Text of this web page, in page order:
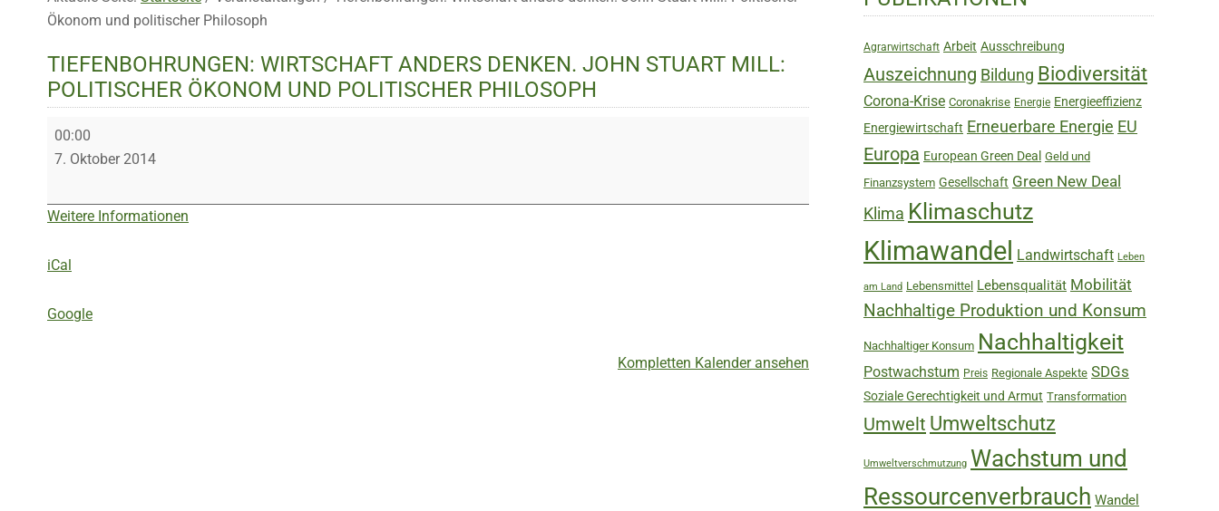
Ökonom und politischer Philosoph
TIEFENBOHRUNGEN: WIRTSCHAFT ANDERS DENKEN. JOHN STUART MILL:
POLITISCHER ÖKONOM UND POLITISCHER PHILOSOPH
Tiefenbohrungen:
Wirtschaft
John
Mill:
Ökonom
00:00
7. Oktober 2014
Weitere Informationen
iCal
Google
Kompletten Kalender ansehen
Sidebar
Agrarwirtschaft Arbeit Ausschreibung
Auszeichnung Bildung Biodiversität
Corona-Krise Coronakrise Energie Energieeffizienz
Energiewirtschaft Erneuerbare Energie EU
Europa European Green Deal Geld und
Finanzsystem Gesellschaft Green New Deal
Klima Klimaschutz
Klimawandel Landwirtschaft Leben
am Land Lebensmittel Lebensqualität Mobilität
Nachhaltige Produktion und Konsum
Nachhaltiger Konsum Nachhaltigkeit
Postwachstum Preis Regionale Aspekte SDGs
Soziale Gerechtigkeit und Armut Transformation
Umwelt Umweltschutz
Umweltverschmutzung Wachstum und
Ressourcenverbrauch Wandel